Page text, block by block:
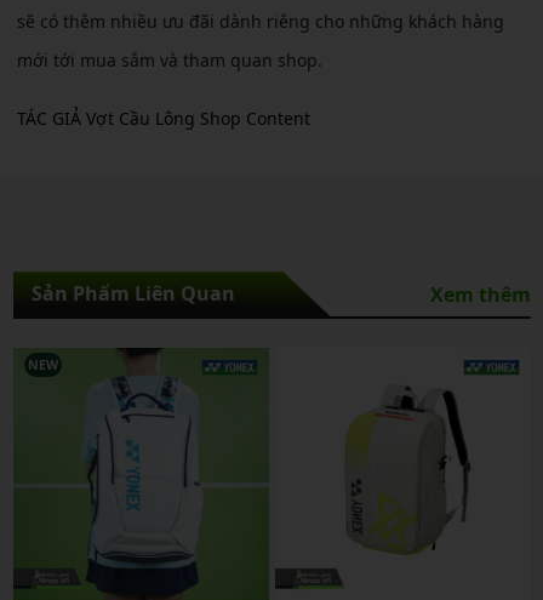
sẽ có thêm nhiều ưu đãi dành riêng cho những khách hàng
mới tới mua sắm và tham quan shop.
TÁC GIẢ Vợt Cầu Lông Shop Content
Sản Phẩm Liên Quan Xem thêm